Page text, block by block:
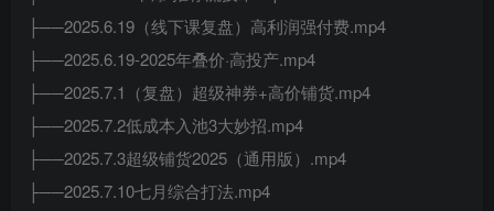
├──2025.6.19（线下课复盘）高利润强付费.mp4
├──2025.6.19-2025年叠价·高投产.mp4
├──2025.7.1（复盘）超级神券+高价铺货.mp4
├──2025.7.2低成本入池3大妙招.mp4
├──2025.7.3超级铺货2025（通用版）.mp4
├──2025.7.10七月综合打法.mp4